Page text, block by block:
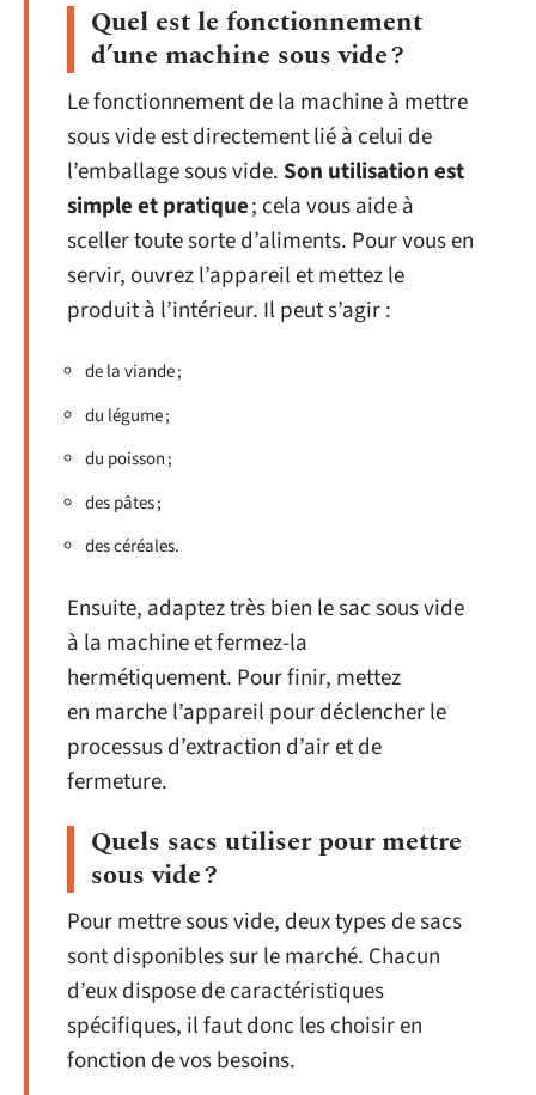
Quel est le fonctionnement
d’une machine sous vide ?
Le fonctionnement de la machine à mettre
sous vide est directement lié à celui de
l’emballage sous vide.Son utilisation est
simple et pratique; cela vous aide à
sceller toute sorte d’aliments. Pour vous en
servir, ouvrez l’appareil et mettez le
produit à l’intérieur. Il peut s’agir :
de la viande ;
du légume ;
du poisson ;
des pâtes ;
des céréales.
Ensuite, adaptez très bien le sac sous vide
à la machine et fermez-la
hermétiquement. Pour finir, mettez
en marche l’appareil pour déclencher le
processus d’extraction d’air et de
fermeture.
Quels sacs utiliser pour mettre
sous vide ?
Pour mettre sous vide, deux types de sacs
sont disponibles sur le marché. Chacun
d’eux dispose de caractéristiques
spécifiques, il faut donc les choisir en
fonction de vos besoins.